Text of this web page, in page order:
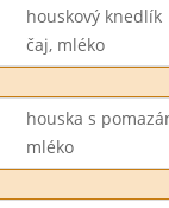
houskový knedlík
čaj, mléko
houska s
mléko